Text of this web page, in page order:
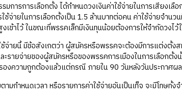
มการการเลือกตั้ง ได้กำหนดวงเงินค่าใช้จ่ายในการเสียงเ
ช้จ่ายในการเลือกตั้งเป็น 1.5 ล้านบาทต่อคน ค่าใช้จ่ายจำ
เข้าไว้ ในขณะที่พรรคเล็กมีเงินทุนน้อยต้องการให้จำกัดวง
ช้จ่ายนี้ มีข้อสังเกตว่า ผู้สมัครหรือพรรคจะต้องมีการแต่งตั้
รายจ่ายของผู้สมัครหรือของพรรคการเมืองในการเลือกตั้
องความถูกต้องแล้วแต่กรณี ภายใน 90 วันหลังวันประกาศผ
ามกำหนดเวลา หรือรายการค่าใช้จ่ายอันเป็นเท็จ จะมีโทษ